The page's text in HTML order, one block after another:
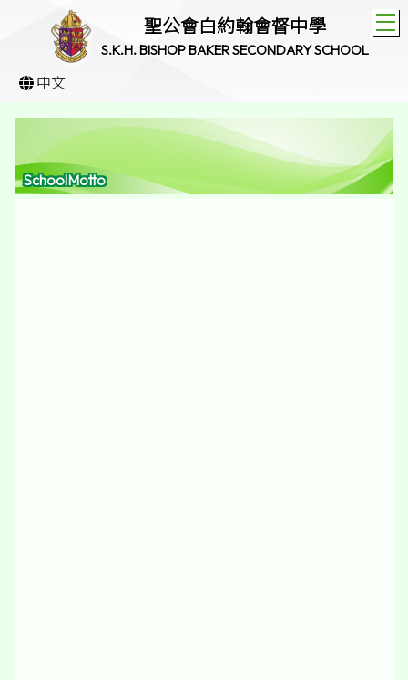
聖公會白約翰會督中學
S.K.H. BISHOP BAKER SECONDARY SCHOOL
中文
SchoolMotto